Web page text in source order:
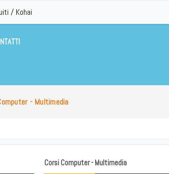
/ Kohai
- Multimedia
Corsi Computer - Multimedia